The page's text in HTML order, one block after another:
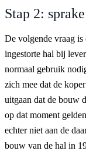
Stap 2:
De volgende vraag
ingestorte hal bij
normaal gebruik
zich mee dat de
uitgaan dat de bouw
op dat moment
echter niet aan de
bouw van de hal in